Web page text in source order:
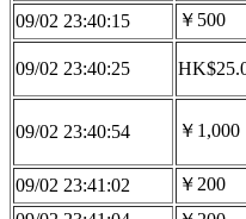
09/02 23:40:15 ￥500
09/02 23:40:25
09/02 23:40:54 ￥1,000
09/02 23:41:02 ￥200